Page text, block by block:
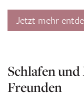
Jetzt mehr
Schlafen
Freunden